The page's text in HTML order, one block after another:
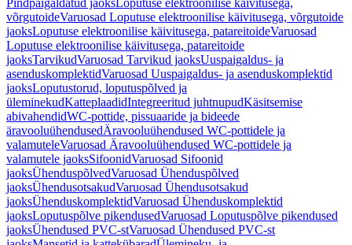
Pindpaigaldatud jaoksLoputuse elektroonilise käivitusega,
võrgutoideVaruosad Loputuse elektroonilise käivitusega, võrgutoide
jaoksLoputuse elektroonilise käivitusega, patareitoideVaruosad
Loputuse elektroonilise käivitusega, patareitoide
jaoksTarvikudVaruosad Tarvikud jaoksUuspaigaldus- ja
asenduskomplektidVaruosad Uuspaigaldus- ja asenduskomplektid
jaoksLoputustorud, loputuspõlved ja
üleminekudKatteplaadidIntegreeritud juhtnupudKäsitsemise
abivahendidWC-pottide, pissuaaride ja bideede
äravooluühendusedÄravooluühendused WC-pottidele ja
valamuteleVaruosad Äravooluühendused WC-pottidele ja
valamutele jaoksSifoonidVaruosad Sifoonid
jaoksÜhenduspõlvedVaruosad Ühenduspõlved
jaoksÜhendusotsakudVaruosad Ühendusotsakud
jaoksÜhenduskomplektidVaruosad Ühenduskomplektid
jaoksLoputuspõlve pikendusedVaruosad Loputuspõlve pikendused
jaoksÜhendused PVC-stVaruosad Ühendused PVC-st